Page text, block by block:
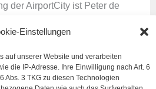
Einstellungen
auf unserer Website und verarbeiten
die IP-Adresse. Ihre Einwilligung nach Art. 6
Abs. 3 TKG zu diesen Technologien
der AirportCity ist Peter de
Nächste Seite »